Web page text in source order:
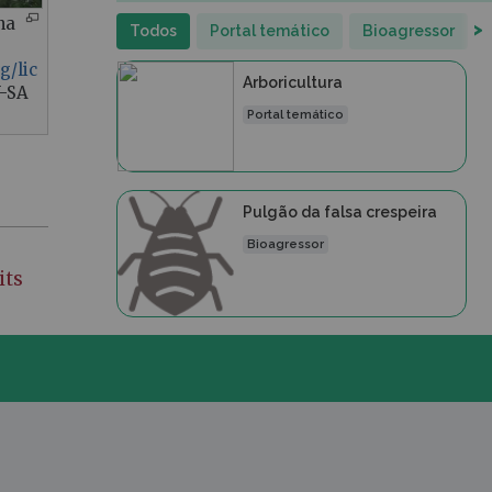
lic
SA
Todos Portal temático Bioagressor >
Arboricultura
Portal temático
Pulgão da falsa crespeira
Bioagressor